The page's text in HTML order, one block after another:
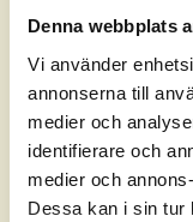
Denna webbplats
Vi använder
annonserna till
medier och
identifierare och
medier och
Dessa kan i sin tur
Sveg
Gränsgatan
17, 842
32 Sveg